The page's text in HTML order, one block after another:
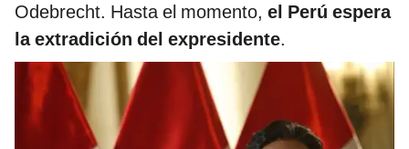
Odebrecht. Hasta el momento, el Perú espera
la extradición del expresidente.